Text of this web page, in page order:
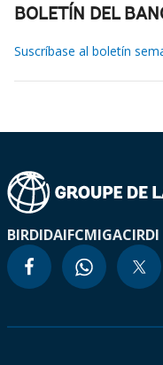
BOLETÍN DEL
Suscríbase al boletín
BIRDIDAIFCMIGACIRDI